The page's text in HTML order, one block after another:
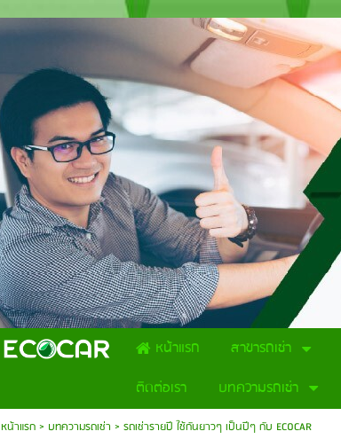
หน้าแรก สาขารถเช่า
ติดต่อเรา
บทความรถเช่า
หน้าแรก> บทความรถเช่า > รถเช่ารายปี ใช้กันยาวๆ เป็นปีๆ กับ ECOCAR